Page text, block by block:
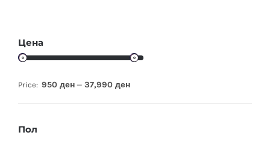
Цена
Price: 950 ден — 37,990 ден
Пол